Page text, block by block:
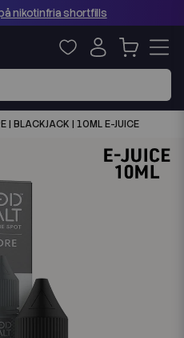
nikotinfria shortfills
| BLACKJACK | 10ML E-JUICE